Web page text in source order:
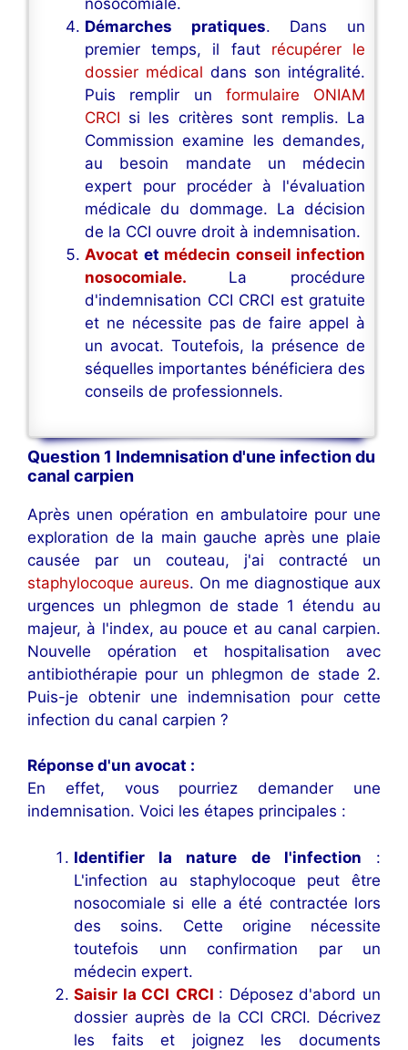
nosocomiale.
Démarches pratiques. Dans un
premier temps, il faut récupérer le
dossier médical dans son intégralité.
Puis remplir un formulaire ONIAM
CRCI si les critères sont remplis. La
Commission examine les demandes,
au besoin mandate un médecin
expert pour procéder à l'évaluation
médicale du dommage. La décision
de la CCI ouvre droit à indemnisation.
Avocat et médecin conseil infection
nosocomiale.
La procédure
d'indemnisation CCI CRCI est gratuite
et ne nécessite pas de faire appel à
un avocat. Toutefois, la présence de
séquelles importantes bénéficiera des
conseils de professionnels.
Question 1 Indemnisation d'une infection du
canal carpien
Après unen opération en ambulatoire pour une
exploration de la main gauche après une plaie
causée par un couteau, j'ai contracté un
staphylocoque aureus. On me diagnostique aux
urgences un phlegmon de stade 1 étendu au
majeur, à l'index, au pouce et au canal carpien.
Nouvelle opération et hospitalisation avec
antibiothérapie pour un phlegmon de stade 2.
Puis-je obtenir une indemnisation pour cette
infection du canal carpien ?
Réponse d'un avocat :
En effet, vous pourriez demander une
indemnisation. Voici les étapes principales :
Identifier la nature de l'infection :
L'infection au staphylocoque peut être
nosocomiale si elle a été contractée lors
des soins. Cette origine nécessite
toutefois unn confirmation par un
médecin expert.
Saisir la CCI CRCI : Déposez d'abord un
dossier auprès de la CCI CRCI. Décrivez
les faits et joignez les documents